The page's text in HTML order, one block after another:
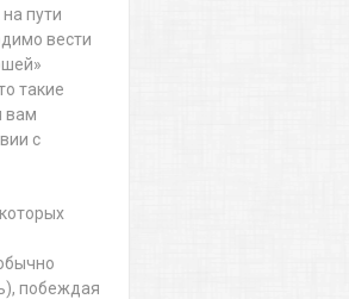
пути
вести
такие
вам
с
побеждая